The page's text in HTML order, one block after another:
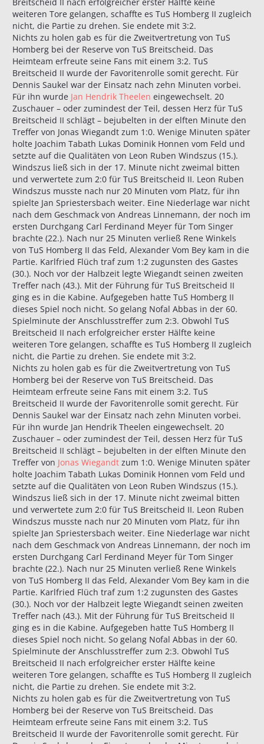
Breitscheid II nach erfolgreicher erster Hälfte keine
weiteren Tore gelangen, schaffte es TuS Homberg II zugleich
nicht, die Partie zu drehen. Sie endete mit 3:2.
Nichts zu holen gab es für die Zweitvertretung von TuS
Homberg bei der Reserve von TuS Breitscheid. Das
Heimteam erfreute seine Fans mit einem 3:2. TuS
Breitscheid II wurde der Favoritenrolle somit gerecht. Für
Dennis Saukel war der Einsatz nach zehn Minuten vorbei.
Für ihn wurde Jan Hendrik Theelen eingewechselt. 20
Zuschauer – oder zumindest der Teil, dessen Herz für TuS
Breitscheid II schlägt – bejubelten in der elften Minute den
Treffer von Jonas Wiegandt zum 1:0. Wenige Minuten später
holte Joachim Tabath Lukas Dominik Honnen vom Feld und
setzte auf die Qualitäten von Leon Ruben Windszus (15.).
Windszus ließ sich in der 17. Minute nicht zweimal bitten
und verwertete zum 2:0 für TuS Breitscheid II. Leon Ruben
Windszus musste nach nur 20 Minuten vom Platz, für ihn
spielte Jan Spriestersbach weiter. Eine Niederlage war nicht
nach dem Geschmack von Andreas Linnemann, der noch im
ersten Durchgang Carl Ferdinand Meyer für Tom Singer
brachte (22.). Nach nur 25 Minuten verließ Rene Winkels
von TuS Homberg II das Feld, Alexander Vom Bey kam in die
Partie. Karlfried Flüch traf zum 1:2 zugunsten des Gastes
(30.). Noch vor der Halbzeit legte Wiegandt seinen zweiten
Treffer nach (43.). Mit der Führung für TuS Breitscheid II
ging es in die Kabine. Aufgegeben hatte TuS Homberg II
dieses Spiel noch nicht. So gelang Nofal Abbas in der 60.
Spielminute der Anschlusstreffer zum 2:3. Obwohl TuS
Breitscheid II nach erfolgreicher erster Hälfte keine
weiteren Tore gelangen, schaffte es TuS Homberg II zugleich
nicht, die Partie zu drehen. Sie endete mit 3:2.
Nichts zu holen gab es für die Zweitvertretung von TuS
Homberg bei der Reserve von TuS Breitscheid. Das
Heimteam erfreute seine Fans mit einem 3:2. TuS
Breitscheid II wurde der Favoritenrolle somit gerecht. Für
Dennis Saukel war der Einsatz nach zehn Minuten vorbei.
Für ihn wurde Jan Hendrik Theelen eingewechselt. 20
Zuschauer – oder zumindest der Teil, dessen Herz für TuS
Breitscheid II schlägt – bejubelten in der elften Minute den
Treffer von Jonas Wiegandt zum 1:0. Wenige Minuten später
holte Joachim Tabath Lukas Dominik Honnen vom Feld und
setzte auf die Qualitäten von Leon Ruben Windszus (15.).
Windszus ließ sich in der 17. Minute nicht zweimal bitten
und verwertete zum 2:0 für TuS Breitscheid II. Leon Ruben
Windszus musste nach nur 20 Minuten vom Platz, für ihn
spielte Jan Spriestersbach weiter. Eine Niederlage war nicht
nach dem Geschmack von Andreas Linnemann, der noch im
ersten Durchgang Carl Ferdinand Meyer für Tom Singer
brachte (22.). Nach nur 25 Minuten verließ Rene Winkels
von TuS Homberg II das Feld, Alexander Vom Bey kam in die
Partie. Karlfried Flüch traf zum 1:2 zugunsten des Gastes
(30.). Noch vor der Halbzeit legte Wiegandt seinen zweiten
Treffer nach (43.). Mit der Führung für TuS Breitscheid II
ging es in die Kabine. Aufgegeben hatte TuS Homberg II
dieses Spiel noch nicht. So gelang Nofal Abbas in der 60.
Spielminute der Anschlusstreffer zum 2:3. Obwohl TuS
Breitscheid II nach erfolgreicher erster Hälfte keine
weiteren Tore gelangen, schaffte es TuS Homberg II zugleich
nicht, die Partie zu drehen. Sie endete mit 3:2.
Nichts zu holen gab es für die Zweitvertretung von TuS
Homberg bei der Reserve von TuS Breitscheid. Das
Heimteam erfreute seine Fans mit einem 3:2. TuS
Breitscheid II wurde der Favoritenrolle somit gerecht. Für